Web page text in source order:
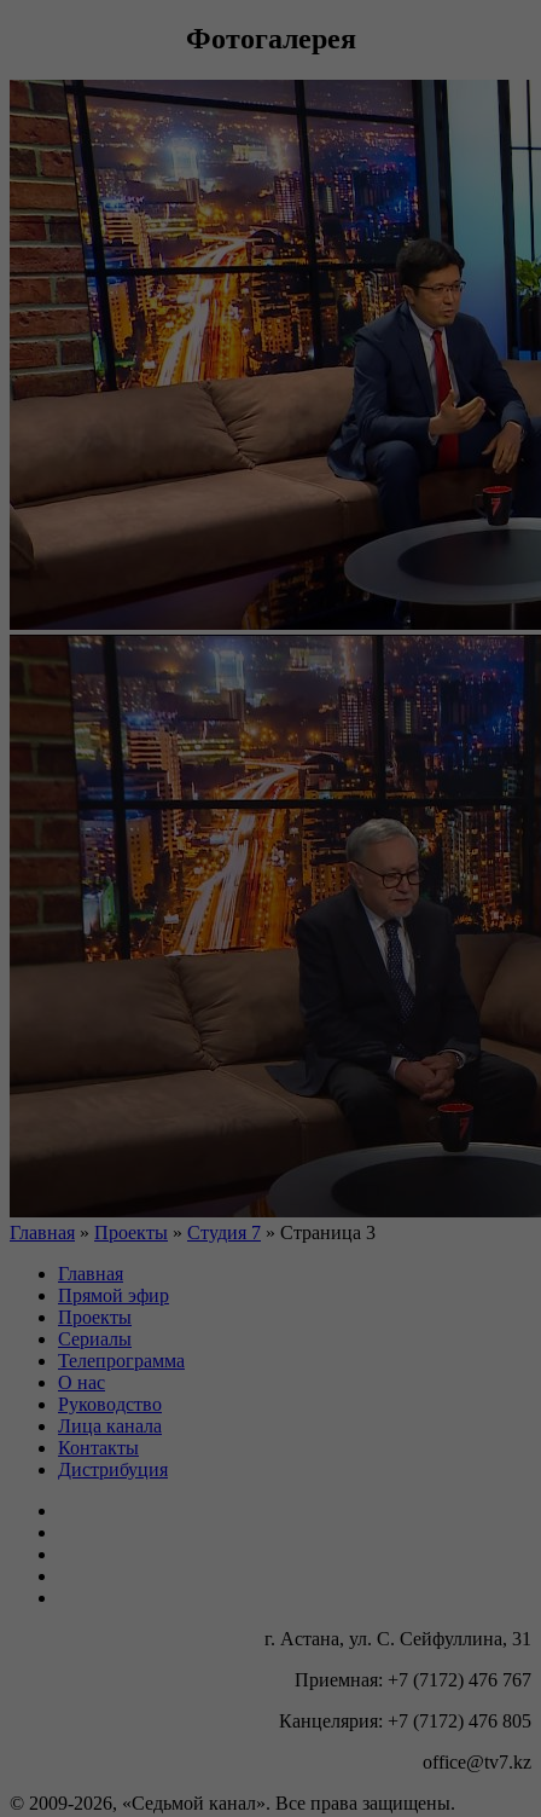
Фотогалерея
Главная » Проекты » Студия 7 » Страница 3
Главная
Прямой эфир
Проекты
Сериалы
Телепрограмма
О нас
Руководство
Лица канала
Контакты
Дистрибуция
г. Астана, ул. С. Сейфуллина, 31
Приемная: +7 (7172) 476 767
Канцелярия: +7 (7172) 476 805
office@tv7.kz
© 2009-2026, «Седьмой канал». Все права защищены.